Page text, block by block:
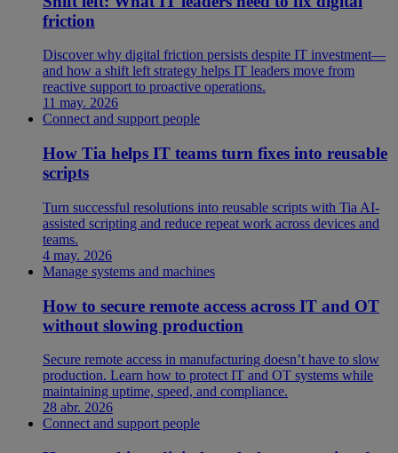
friction
Discover why digital friction persists despite IT investment—
and how a shift left strategy helps IT leaders move from
reactive support to proactive operations.
11 may. 2026
Connect and support people
How Tia helps IT teams turn fixes into reusable
scripts
Turn successful resolutions into reusable scripts with Tia AI-
assisted scripting and reduce repeat work across devices and
teams.
4 may. 2026
Manage systems and machines
How to secure remote access across IT and OT
without slowing production
Secure remote access in manufacturing doesn’t have to slow
production. Learn how to protect IT and OT systems while
maintaining uptime, speed, and compliance.
28 abr. 2026
Connect and support people